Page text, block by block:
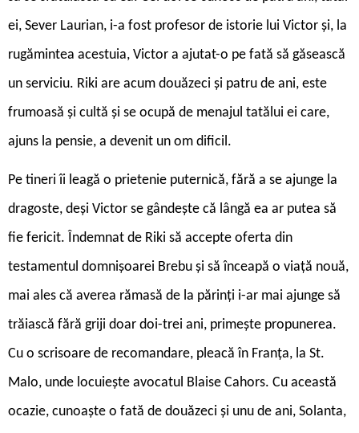
ei, Sever Laurian, i-a fost profesor de istorie lui Victor și, la
rugămintea acestuia, Victor a ajutat-o pe fată să găsească
un serviciu. Riki are acum douăzeci și patru de ani, este
frumoasă și cultă și se ocupă de menajul tatălui ei care,
ajuns la pensie, a devenit un om dificil.
Pe tineri îi leagă o prietenie puternică, fără a se ajunge la
dragoste, deși Victor se gândește că lângă ea ar putea să
fie fericit. Îndemnat de Riki să accepte oferta din
testamentul domnișoarei Brebu și să înceapă o viață nouă,
mai ales că averea rămasă de la părinți i-ar mai ajunge să
trăiască fără griji doar doi-trei ani, primește propunerea.
Cu o scrisoare de recomandare, pleacă în Franța, la St.
Malo, unde locuiește avocatul Blaise Cahors. Cu această
ocazie, cunoaște o fată de douăzeci și unu de ani, Solanta,